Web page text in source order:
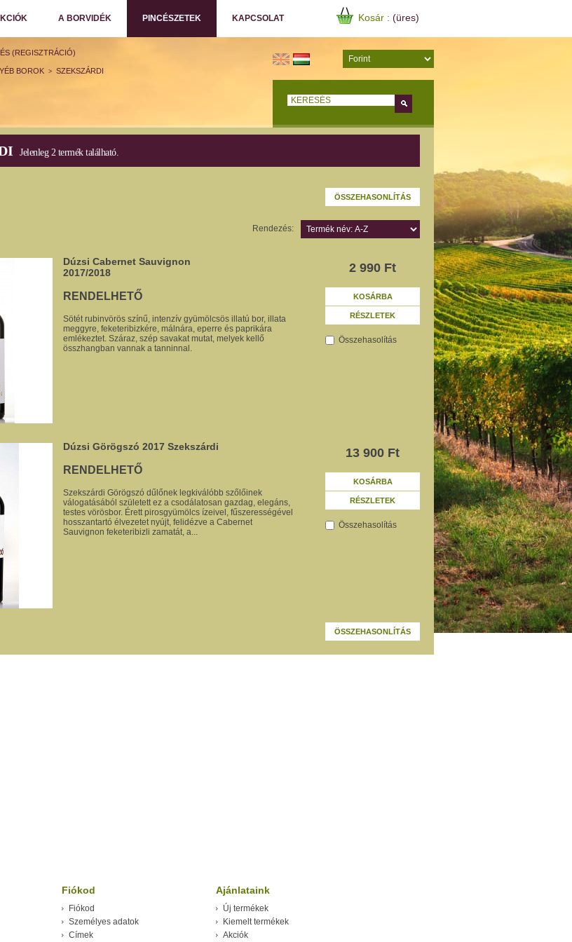
(REGISZTRÁCIÓ)
Kosár : (üres)
A BORVIDÉK PINCÉSZETEK KAPCSOLAT
BOROK > SZEKSZÁRDI
Jelenleg 2 termék található.
Rendezés:
Dúzsi Cabernet Sauvignon
2017/2018
RENDELHETŐ
Sötét rubinvörös színű, intenzív gyümölcsös illatú bor, illata
meggyre, feketeribizkére, málnára, eperre és paprikára
emlékeztet. Száraz, szép savakat mutat, melyek kellő
összhangban vannak a tanninnal.
2 990 Ft
KOSÁRBA
RÉSZLETEK
Összehasolítás
Dúzsi Görögszó 2017 Szekszárdi
RENDELHETŐ
Szekszárdi Görögszó dűlőnek legkiválóbb szőlőinek
válogatásából született ez a csodálatosan gazdag, elegáns,
testes vörösbor. Érett pirosgyümölcs ízeivel, fűszerességével
hosszantartó élvezetet nyújt, felidézve a Cabernet
Sauvignon feketeribizli zamatát, a...
13 900 Ft
KOSÁRBA
RÉSZLETEK
Összehasolítás
Fiókod
Fiókod
Személyes adatok
Címek
Ajánlataink
Új termékek
Kiemelt termékek
Akciók